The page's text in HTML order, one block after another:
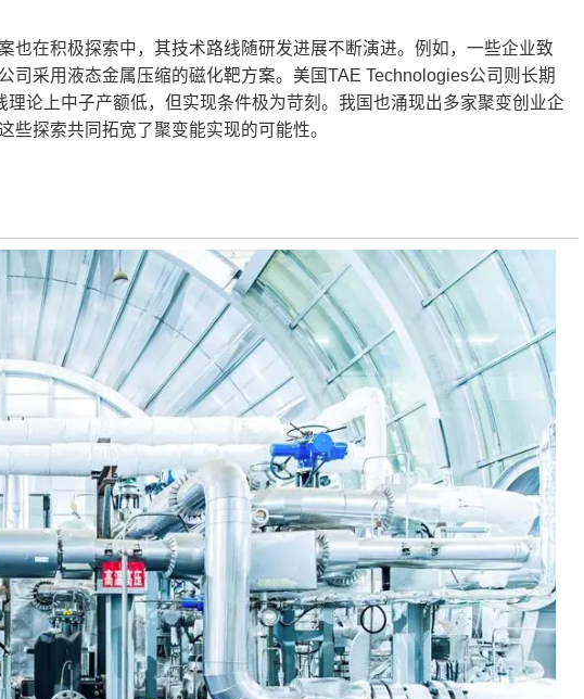
也在积极探索中，其技术路线随研发进展不断演进。例如，一些企业致
司采用液态金属压缩的磁化靶方案。美国TAE Technologies公司则长期
论上中子产额低，但实现条件极为苛刻。我国也涌现出多家聚变创业企
探索共同拓宽了聚变能实现的可能性。